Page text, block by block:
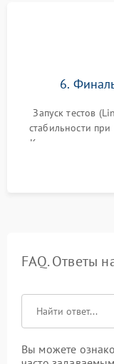
6.
Запуск тестов
стабильности
Контроль
FAQ. Ответы
Вы можете